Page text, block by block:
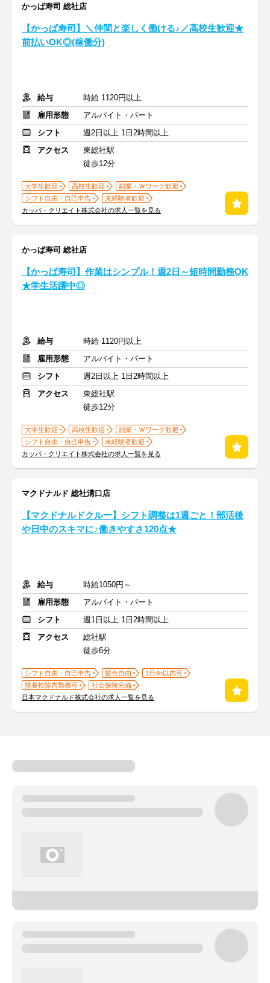
かっぱ寿司 総社店
【かっぱ寿司】＼仲間と楽しく働ける♪／高校生歓迎★
前払いOK◎(稼働分)
給与
時給 1120円以上
雇用形態
アルバイト・パート
シフト
週2日以上 1日2時間以上
アクセス
東総社駅
徒歩12分
大学生歓迎 高校生歓迎
副業・Ｗワーク歓迎
シフト自由・自己申告
未経験者歓迎
カッパ・クリエイト株式会社の求人一覧を見る
かっぱ寿司 総社店
【かっぱ寿司】作業はシンプル！週2日～短時間勤務OK
★学生活躍中◎
給与
時給 1120円以上
雇用形態
アルバイト・パート
シフト
週2日以上 1日2時間以上
アクセス
東総社駅
徒歩12分
大学生歓迎 高校生歓迎
副業・Ｗワーク歓迎
シフト自由・自己申告
未経験者歓迎
カッパ・クリエイト株式会社の求人一覧を見る
マクドナルド 総社溝口店
【マクドナルドクルー】シフト調整は1週ごと！部活後
や日中のスキマに♪働きやすさ120点★
給与
時給1050円～
雇用形態
アルバイト・パート
シフト
週1日以上 1日2時間以上
アクセス
総社駅
徒歩6分
シフト自由・自己申告 髪色自由
1日4h以内可
扶養控除内勤務可
社会保険完備
日本マクドナルド株式会社の求人一覧を見る